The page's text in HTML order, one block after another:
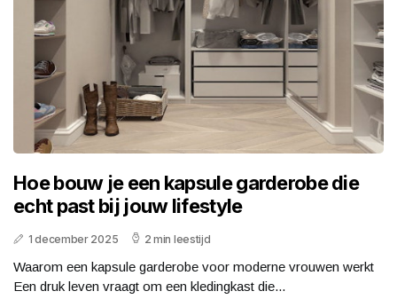
Hoe bouw je een kapsule garderobe die
echt past bij jouw lifestyle
1 december 2025 2 min leestijd
Waarom een kapsule garderobe voor moderne vrouwen werkt
Een druk leven vraagt om een kledingkast die...